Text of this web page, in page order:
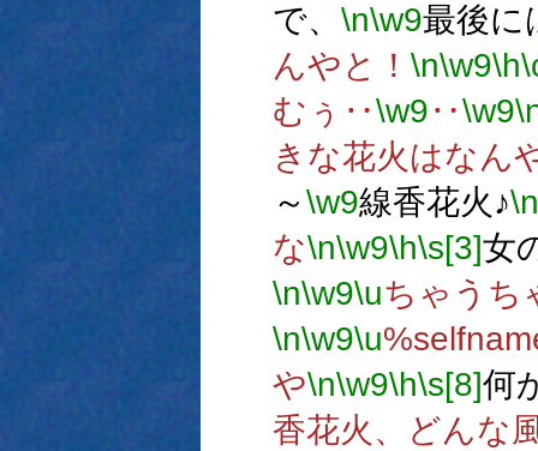
で、 \n\w9最後
んやと！ \n\w9\h
むぅ‥\w9‥\w9
きな花火はなん
～\w9線香花火♪\n
な\n\w9\h\s[3]女
\n\w9\uちゃうち
\n\w9\u
や\n\w9\h\s[8]何
香花火、どんな